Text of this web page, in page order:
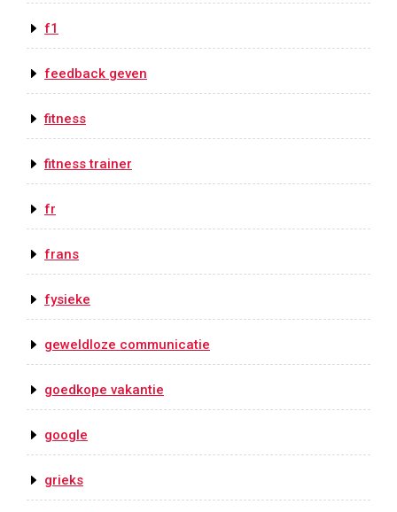
f1
feedback geven
fitness
fitness trainer
fr
frans
fysieke
geweldloze communicatie
goedkope vakantie
google
grieks